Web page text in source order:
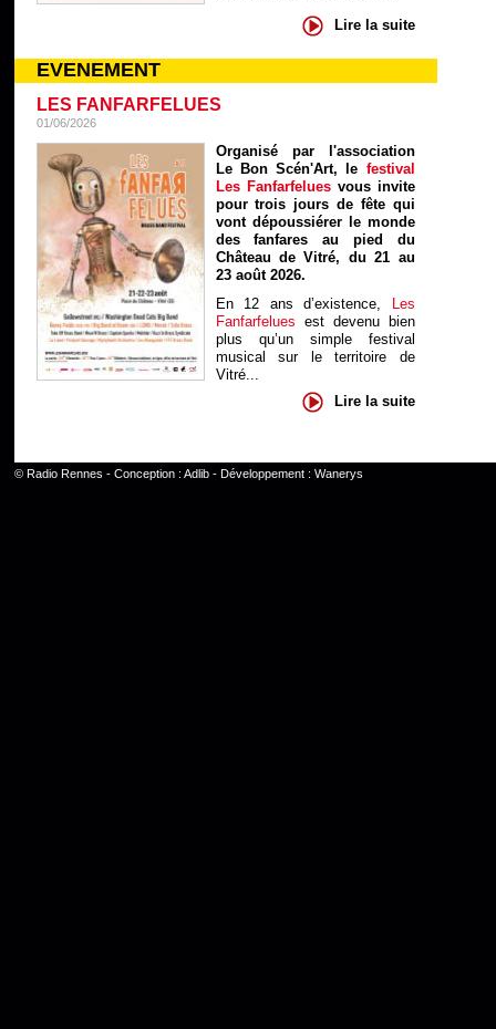
Lire la suite
EVENEMENT
LES FANFARFELUES
01/06/2026
Organisé par l'association
Le Bon Scén'Art, le festival
Les Fanfarfelues vous invite
pour trois jours de fête qui
vont dépoussiérer le monde
des fanfares au pied du
Château de Vitré, du 21 au
23 août 2026.
En 12 ans d’existence, Les
Fanfarfelues est devenu bien
plus qu’un simple festival
musical sur le territoire de
Vitré...
Lire la suite
© Radio Rennes - Conception : Adlib- Développement : Wanerys